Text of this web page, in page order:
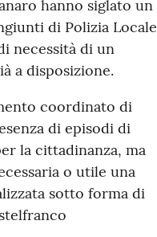
hanno siglato un
di Polizia Locale
necessità di un
a disposizione.
coordinato di
di episodi di
la cittadinanza, ma
o utile una
sotto forma di